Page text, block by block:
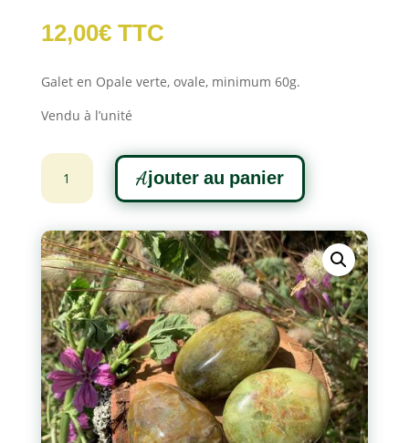
12,00€ TTC
Galet en Opale verte, ovale, minimum 60g.
Vendu à l’unité
quantité
Galet
d'Opale
verte
Ajouter au panier
A
t
e
r
n
a
t
i
v
e
: